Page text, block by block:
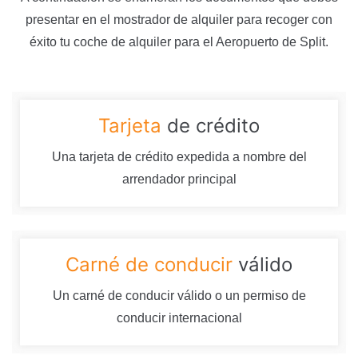
presentar en el mostrador de alquiler para recoger con
éxito tu coche de alquiler para el Aeropuerto de Split.
Tarjeta de crédito
Una tarjeta de crédito expedida a nombre del
arrendador principal
Carné de conducir válido
Un carné de conducir válido o un permiso de
conducir internacional